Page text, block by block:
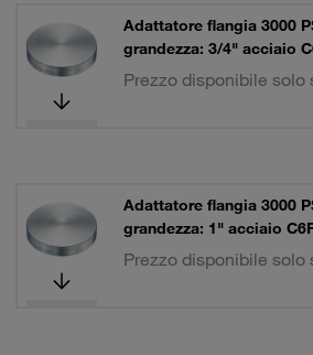
Adattatore flangia 3000
grandezza: 3/4" acciaio
Prezzo disponibile solo
Adattatore flangia 3000
grandezza: 1" acciaio
Prezzo disponibile solo